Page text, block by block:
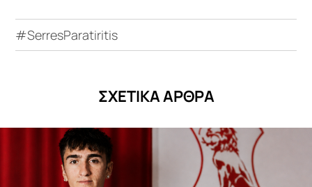
#SerresParatiritis
ΣΧΕΤΙΚΑ ΑΡΘΡΑ